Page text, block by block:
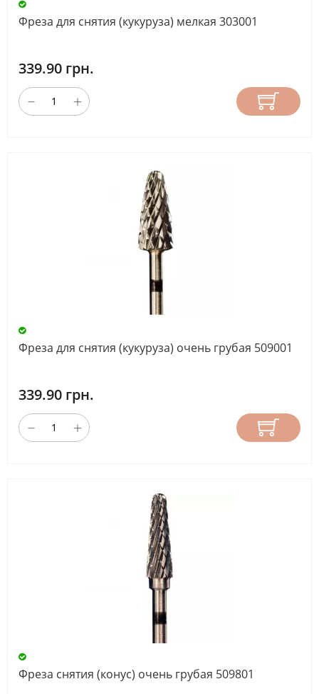
Фреза для снятия (кукуруза) мелкая 303001
339.90 грн.
Фреза для снятия (кукуруза) очень грубая 509001
339.90 грн.
Фреза снятия (конус) очень грубая 509801